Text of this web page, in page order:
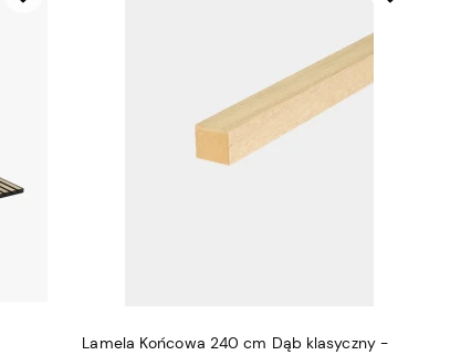
Lamela Końcowa 240 cm Dąb klasyczny -